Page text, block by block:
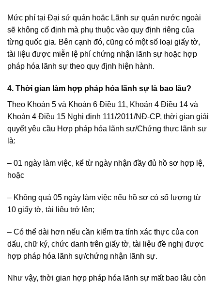
Mức phí tại Đại sứ quán hoặc Lãnh sự quán nước ngoài
sẽ không cố định mà phụ thuộc vào quy định riêng của
từng quốc gia. Bên cạnh đó, cũng có một số loại giấy tờ,
tài liệu được miễn lệ phí chứng nhận lãnh sự hoặc hợp
pháp hóa lãnh sự theo quy định hiện hành.
4. Thời gian làm hợp pháp hóa lãnh sự là bao lâu?
Theo Khoản 5 và Khoản 6 Điều 11, Khoản 4 Điều 14 và
Khoản 4 Điều 15 Nghị định 111/2011/NĐ-CP, thời gian giải
quyết yêu cầu Hợp pháp hóa lãnh sự/Chứng thực lãnh sự
là:
– 01 ngày làm việc, kể từ ngày nhận đầy đủ hồ sơ hợp lệ,
hoặc
– Không quá 05 ngày làm việc nếu hồ sơ có số lượng từ
10 giấy tờ, tài liệu trở lên;
– Có thể dài hơn nếu cần kiểm tra tính xác thực của con
dấu, chữ ký, chức danh trên giấy tờ, tài liệu đề nghị được
hợp pháp hóa lãnh sự/chứng nhận lãnh sự.
Như vậy, thời gian hợp pháp hóa lãnh sự mất bao lâu còn